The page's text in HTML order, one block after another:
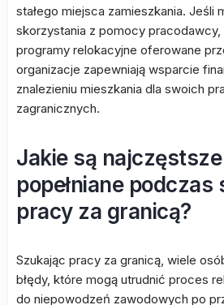
stałego miejsca zamieszkania. Jeśli
skorzystania z pomocy
programy relokacyjne oferowane
organizacje zapewniają wsparcie
znalezieniu mieszkania dla swoich
zagranicznych.
Jakie są najczęstsze
popełniane podczas
pracy za granicą?
Szukając pracy za granicą, wiele
błędy, które mogą utrudnić proces
do niepowodzeń zawodowych po